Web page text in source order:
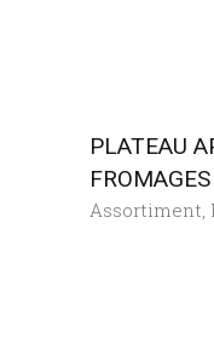
PLATEAU
Assortiment,